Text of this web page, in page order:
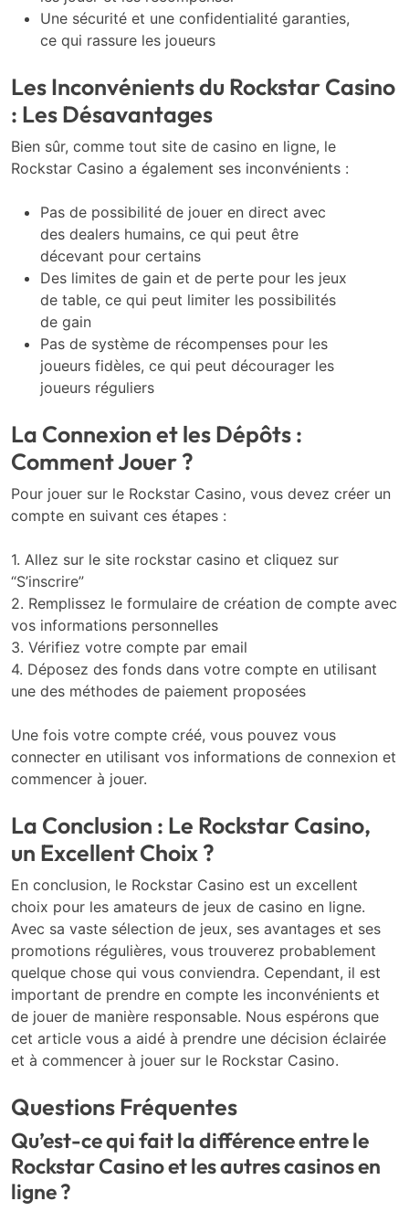
Une sécurité et une confidentialité garanties,
ce qui rassure les joueurs
Les Inconvénients du Rockstar Casino
: Les Désavantages
Bien sûr, comme tout site de casino en ligne, le
Rockstar Casino a également ses inconvénients :
Pas de possibilité de jouer en direct avec
des dealers humains, ce qui peut être
décevant pour certains
Des limites de gain et de perte pour les jeux
de table, ce qui peut limiter les possibilités
de gain
Pas de système de récompenses pour les
joueurs fidèles, ce qui peut décourager les
joueurs réguliers
La Connexion et les Dépôts :
Comment Jouer ?
Pour jouer sur le Rockstar Casino, vous devez créer un
compte en suivant ces étapes :
1. Allez sur le site rockstar casino et cliquez sur
“S’inscrire”
2. Remplissez le formulaire de création de compte avec
vos informations personnelles
3. Vérifiez votre compte par email
4. Déposez des fonds dans votre compte en utilisant
une des méthodes de paiement proposées
Une fois votre compte créé, vous pouvez vous
connecter en utilisant vos informations de connexion et
commencer à jouer.
La Conclusion : Le Rockstar Casino,
un Excellent Choix ?
En conclusion, le Rockstar Casino est un excellent
choix pour les amateurs de jeux de casino en ligne.
Avec sa vaste sélection de jeux, ses avantages et ses
promotions régulières, vous trouverez probablement
quelque chose qui vous conviendra. Cependant, il est
important de prendre en compte les inconvénients et
de jouer de manière responsable. Nous espérons que
cet article vous a aidé à prendre une décision éclairée
et à commencer à jouer sur le Rockstar Casino.
Questions Fréquentes
Qu’est-ce qui fait la différence entre le
Rockstar Casino et les autres casinos en
ligne ?